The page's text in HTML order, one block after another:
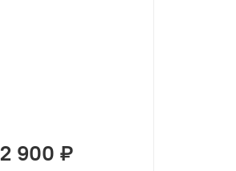
2 900 ₽